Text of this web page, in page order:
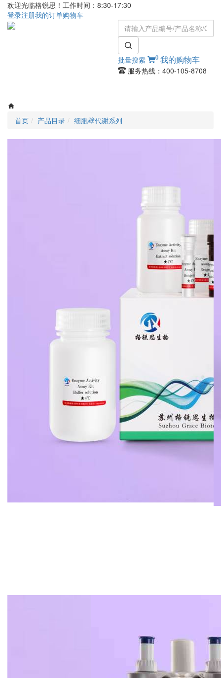
欢迎光临格锐思！工作时间：8:30-17:30
登录注册我的订单购物车
批量搜索 0 我的购物车
服务热线：400-105-8708
首页 产品目录 细胞壁代谢系列